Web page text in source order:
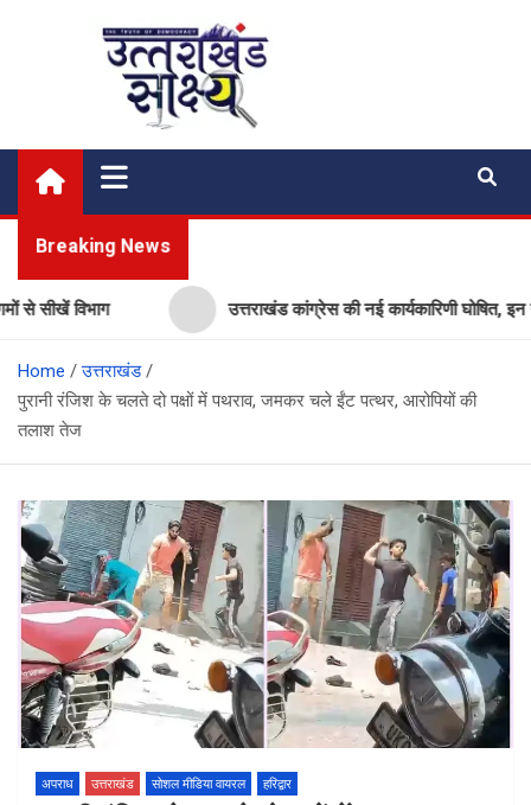
Uttarakhand Shakshya
My News Portal
Breaking News
विभाग उत्तराखंड कांग्रेस की नई कार्यकारिणी घोषित, इन
Home
उत्तराखंड
पुरानी रंजिश के चलते दो पक्षों में पथराव, जमकर चले ईंट पत्थर, आरोपियों की
तलाश तेज
अपराध उत्तराखंड सोशल मीडिया वायरल हरिद्वार